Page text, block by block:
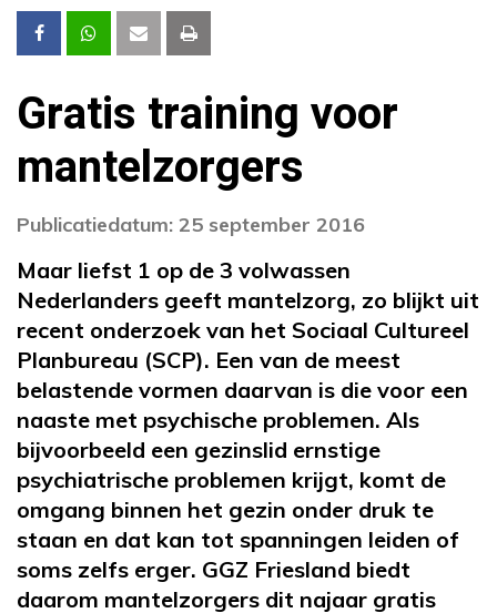
Gratis training voor
mantelzorgers
Publicatiedatum: 25 september 2016
Maar liefst 1 op de 3 volwassen
Nederlanders geeft mantelzorg, zo blijkt uit
recent onderzoek van het Sociaal Cultureel
Planbureau (SCP). Een van de meest
belastende vormen daarvan is die voor een
naaste met psychische problemen. Als
bijvoorbeeld een gezinslid ernstige
psychiatrische problemen krijgt, komt de
omgang binnen het gezin onder druk te
staan en dat kan tot spanningen leiden of
soms zelfs erger. GGZ Friesland biedt
daarom mantelzorgers dit najaar gratis